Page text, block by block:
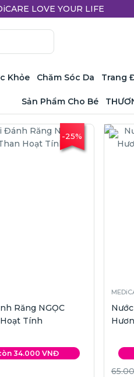
LOVE YOUR LIFE
Khỏe Chăm Sóc Da Trang
Sản Phẩm Cho Bé
-25%
Răng NGỌC
Tính
34.000 VNĐ